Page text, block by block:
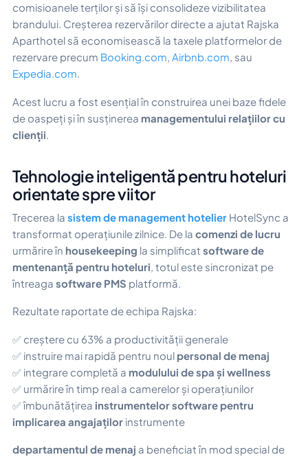
comisioanele terților și să își consolideze vizibilitatea
brandului. Creșterea rezervărilor directe a ajutat Rajska
Aparthotel să economisească la taxele platformelor de
rezervare precum Booking.com, Airbnb.com, sau
Expedia.com.
Acest lucru a fost esențial în construirea unei baze fidele
de oaspeți și în susținerea managementului relațiilor cu
clienții
Tehnologie inteligentă pentru hoteluri
orientate spre viitor
Trecerea la sistem de management hotelier HotelSync a
transformat operațiunile zilnice. De la comenzi de lucru
urmărire în housekeeping la simplificat software de
mentenanță pentru hoteluri , totul este sincronizat pe
întreaga software PMS platformă.
Rezultate raportate de echipa Rajska:
✅ creștere cu 63% a productivității generale
✅ instruire mai rapidă pentru noul personal de menaj
✅ integrare completă a modulului de spa și wellness
✅ urmărire în timp real a camerelor și operațiunilor
✅ îmbunătățirea instrumentelor software pentru
implicarea angajaților instrumente
departamentul de menaj a beneficiat în mod special de